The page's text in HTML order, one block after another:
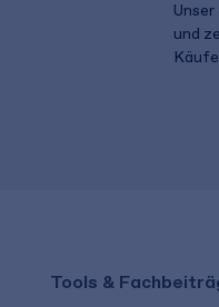
und
Tools &